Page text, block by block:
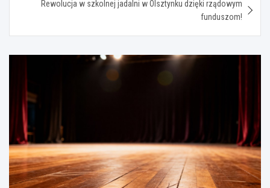
Rewolucja w szkolnej jadalni w Olsztynku dzięki rządowym
funduszom!